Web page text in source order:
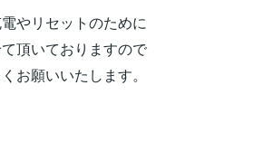
やリセットのために
頂いておりますので
お願いいたします。